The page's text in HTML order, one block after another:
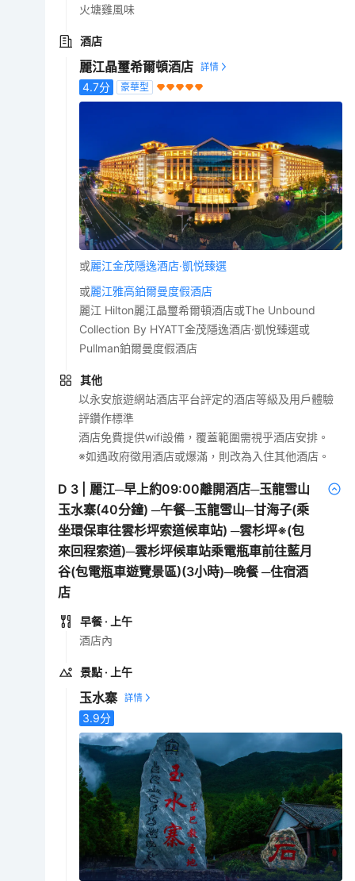
火塘雞風味
酒店
麗江晶璽希爾頓酒店
4.7分 豪華型
或麗江金茂隱逸酒店·凱悦臻選
或麗江雅高鉑爾曼度假酒店
麗江 Hilton麗江晶璽希爾頓酒店或The Unbound
Collection By HYATT金茂隱逸酒店·凱悅臻選或
Pullman鉑爾曼度假酒店
其他
以永安旅遊網站酒店平台評定的酒店等級及用戶體驗
評鑽作標準
酒店免費提供wifi設備，覆蓋範圍需視乎酒店安排。
※如遇政府徵用酒店或爆滿，則改為入住其他酒店。
D 3
麗江─早上約09:00離開酒店─玉龍雪山
玉水寨(40分鐘) ─午餐─玉龍雪山─甘海子(乘
坐環保車往雲杉坪索道候車站) ─雲杉坪※(包
來回程索道)─雲杉坪候車站乘電瓶車前往藍月
谷(包電瓶車遊覽景區)(3小時)─晚餐 ─住宿酒
店
早餐 · 上午
酒店內
景點 · 上午
玉水寨
3.9分